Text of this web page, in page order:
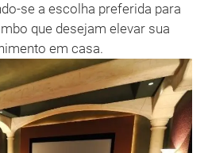
se a escolha preferida para
que desejam elevar sua
em casa.